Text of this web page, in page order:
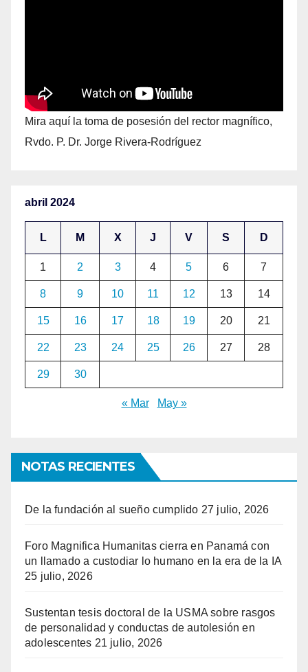
Mira aquí la toma de posesión del rector magnífico,
Rvdo. P. Dr. Jorge Rivera-Rodríguez
abril 2024
L M X J V S D
1 2 3 4 5 6 7
8 9 10 11 12 13 14
15 16 17 18 19 20 21
22 23 24 25 26 27 28
29 30
« Mar May »
NOTAS RECIENTES
De la fundación al sueño cumplido 27 julio, 2026
Foro Magnifica Humanitas cierra en Panamá con
un llamado a custodiar lo humano en la era de la IA
25 julio, 2026
Sustentan tesis doctoral de la USMA sobre rasgos
de personalidad y conductas de autolesión en
adolescentes 21 julio, 2026